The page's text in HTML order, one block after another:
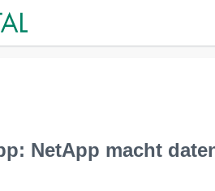
NetApp macht